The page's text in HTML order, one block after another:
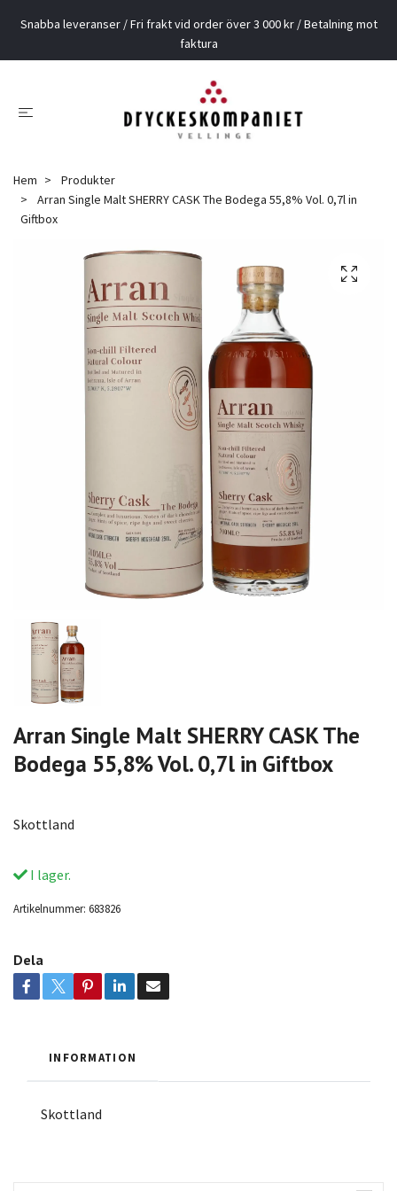
Snabba leveranser / Fri frakt vid order över 3 000 kr / Betalning mot
faktura
Hem
Produkter
Arran Single Malt SHERRY CASK The Bodega 55,8% Vol. 0,7l in
Giftbox
Arran Single Malt SHERRY CASK The
Bodega 55,8% Vol. 0,7l in Giftbox
Skottland
I lager.
Artikelnummer: 683826
Dela
INFORMATION
Skottland